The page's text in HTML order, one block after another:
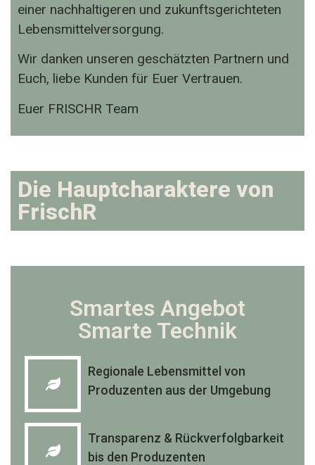
einer nachhaltigeren und zukunftsgerichteten
Lebensmittelversorgung.
Wir danken unseren geschätzten Partnern und
Euch, liebe Kunden für Euer Vertrauen.
Euer FRISCHR Team
Die Hauptcharaktere von
FrischR
Smartes Angebot
Smarte Technik
Regionale Lebensmittel von
Produzenten aus der Umgebung
Transparenz & Rückverfolgbarkeit
bis den Produzenten